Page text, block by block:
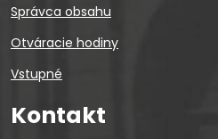
Správca obsahu
Otváracie hodiny
Vstupné
Kontakt